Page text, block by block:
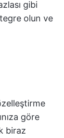
gibi
olun ve
göre
biraz